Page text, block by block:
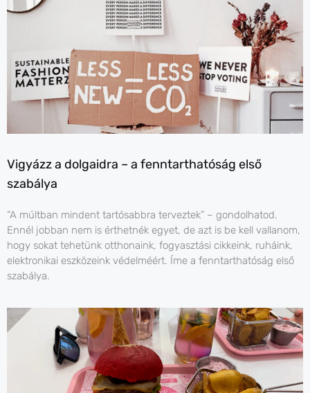
Vigyázz a dolgaidra – a fenntarthatóság első
szabálya
“A múltban mindent tartósabbra terveztek” – gondolhatod.
Ennél jobban nem is érthetnék egyet, de azt is be kell vallanom,
hogy sokat tehetünk otthonaink, fogyasztási cikkeink, ruháink,
elektronikai eszközeink védelméért. Íme a fenntarthatóság első
szabálya.